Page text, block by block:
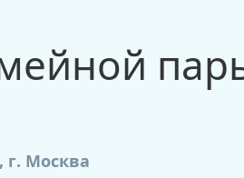
прикуса в динамике -
г. Москва